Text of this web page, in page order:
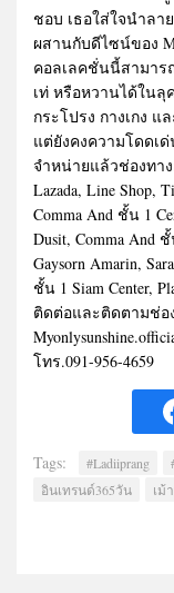
ชอบ เธอใส่ใจนำลา
ผสานกับดีไซน์ของ
คอลเลคชั่นนี้สามาร
เท่ หรือหวานได้ในลุ
กระโปรง กางเกง
แต่ยังคงความโดดเ
จำหน่ายแล้วช่องทา
Lazada, Line Shop,
Comma And ชั้น 1
Dusit, Comma And
Gaysorn Amarin,
ชั้น 1 Siam Center,
ติดต่อและติดตามช่อ
โทร.091-956-4659
Tags: #Ladiiprang
อินเทรนด์365วัน
เม้